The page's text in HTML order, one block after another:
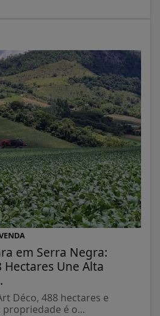
em Serra Negra:
Hectares Une Alta
Déco, 488 hectares e
é o...